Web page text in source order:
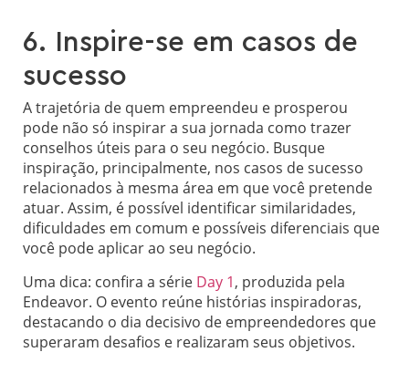
6. Inspire-se em casos de
sucesso
A trajetória de quem empreendeu e prosperou
pode não só inspirar a sua jornada como trazer
conselhos úteis para o seu negócio. Busque
inspiração, principalmente, nos casos de sucesso
relacionados à mesma área em que você pretende
atuar. Assim, é possível identificar similaridades,
dificuldades em comum e possíveis diferenciais que
você pode aplicar ao seu negócio.
Uma dica: confira a série Day 1, produzida pela
Endeavor. O evento reúne histórias inspiradoras,
destacando o dia decisivo de empreendedores que
superaram desafios e realizaram seus objetivos.